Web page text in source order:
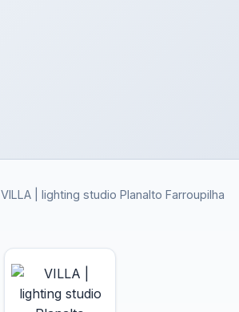
VILLA | lighting studio Planalto Farroupilha